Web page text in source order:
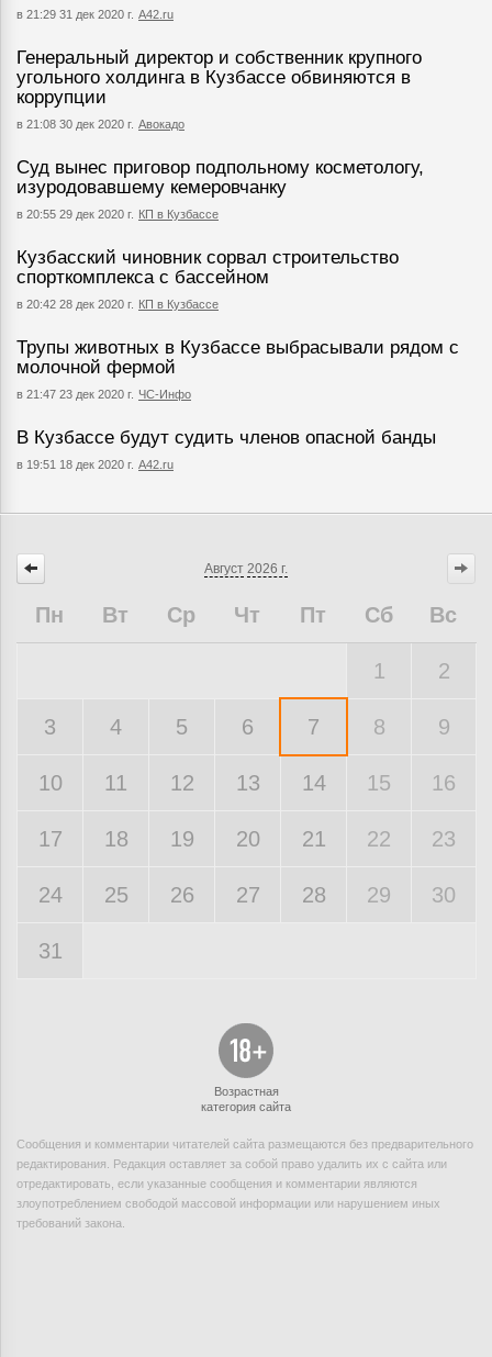
в 21:29 31 дек 2020 г. А42.ru
Генеральный директор и собственник крупного
угольного холдинга в Кузбассе обвиняются в
коррупции
в 21:08 30 дек 2020 г. Авокадо
Суд вынес приговор подпольному косметологу,
изуродовавшему кемеровчанку
в 20:55 29 дек 2020 г. КП в Кузбассе
Кузбасский чиновник сорвал строительство
спорткомплекса с бассейном
в 20:42 28 дек 2020 г. КП в Кузбассе
Трупы животных в Кузбассе выбрасывали рядом с
молочной фермой
в 21:47 23 дек 2020 г. ЧС-Инфо
В Кузбассе будут судить членов опасной банды
в 19:51 18 дек 2020 г. A42.ru
Август 2026 г.
Пн Вт Ср Чт Пт Сб Вс
1 2
3 4 5 6 7 8 9
10 11 12 13 14 15 16
17 18 19 20 21 22 23
24 25 26 27 28 29 30
31
Возрастная
категория сайта
Сообщения и комментарии читателей сайта размещаются без предварительного
редактирования. Редакция оставляет за собой право удалить их с сайта или
отредактировать, если указанные сообщения и комментарии являются
злоупотреблением свободой массовой информации или нарушением иных
требований закона.